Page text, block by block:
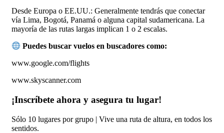
Desde Europa o EE.UU.: Generalmente tendrás que conectar
vía Lima, Bogotá, Panamá o alguna capital sudamericana. La
mayoría de las rutas largas implican 1 o 2 escalas.
Puedes buscar vuelos en buscadores como:
www.google.com/flights
www.skyscanner.com
¡Inscríbete ahora y asegura tu lugar!
Sólo 10 lugares por grupo | Vive una ruta de altura, en todos los
sentidos.